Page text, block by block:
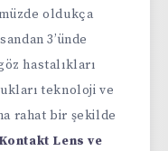
oldukça
3’ünde
hastalıkları
teknoloji ve
rahat bir şekilde
Lens ve